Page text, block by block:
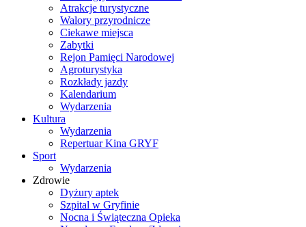
Atrakcje turystyczne
Walory przyrodnicze
Ciekawe miejsca
Zabytki
Rejon Pamięci Narodowej
Agroturystyka
Rozkłady jazdy
Kalendarium
Wydarzenia
Kultura
Wydarzenia
Repertuar Kina GRYF
Sport
Wydarzenia
Zdrowie
Dyżury aptek
Szpital w Gryfinie
Nocna i Świąteczna Opieka